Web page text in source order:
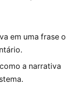
em uma frase o
a narrativa